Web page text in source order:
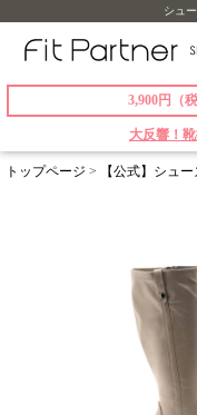
シュ
3,900円（
大反響！
トップページ > 【公式】シュ